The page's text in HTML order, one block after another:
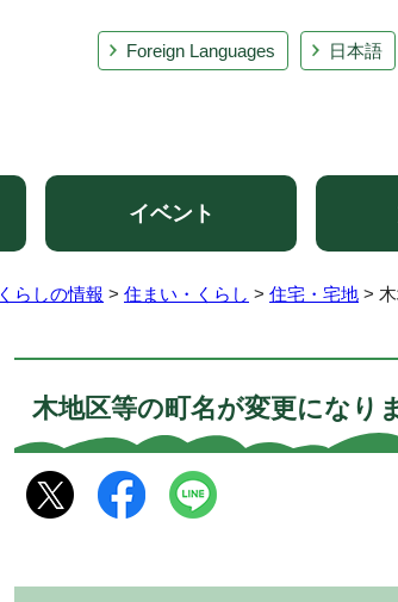
Foreign Languages 日本語
イベント
くらしの情報 > 住まい・くらし > 住宅・宅地 >
木地区等の町名が変更になり